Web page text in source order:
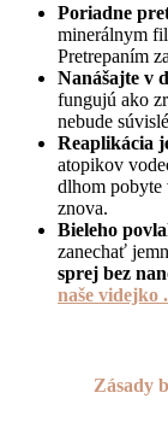
Poriadne
minerálnym
Pretrepaním
Nanášajte v
fungujú ako
nebude
Reaplikácia
atopikov
dlhom pobyte
znova.
Bieleho
zanechať
sprej bez
naše videjko .
Zásady